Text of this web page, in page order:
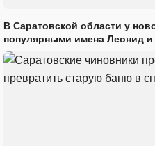
В Саратовской области у
популярными имена Леонид и